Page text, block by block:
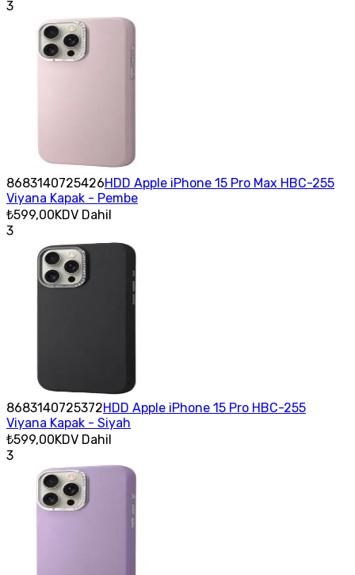
3
8683140725426HDD Apple iPhone 15 Pro Max HBC-255
Viyana Kapak - Pembe
₺599,00KDV Dahil
3
8683140725372HDD Apple iPhone 15 Pro HBC-255
Viyana Kapak - Siyah
₺599,00KDV Dahil
3